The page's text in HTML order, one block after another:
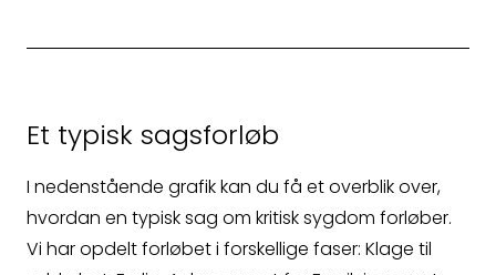
Et typisk sagsforløb
I nedenstående grafik kan du få et overblik over,
hvordan en typisk sag om kritisk sygdom forløber.
Vi har opdelt forløbet i forskellige faser: Klage til